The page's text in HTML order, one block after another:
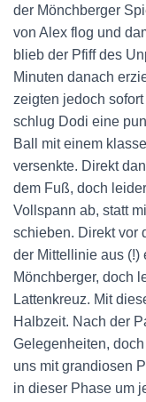
der Mönchberger
von Alex flog und
blieb der Pfiff des
Minuten danach
zeigten jedoch
schlug Dodi eine
Ball mit einem
versenkte. Direkt
dem Fuß, doch
Vollspann ab, statt
schieben. Direkt vor
der Mittellinie aus (!)
Mönchberger, doch
Lattenkreuz. Mit
Halbzeit. Nach der
Gelegenheiten,
uns mit grandiosen
in dieser Phase um